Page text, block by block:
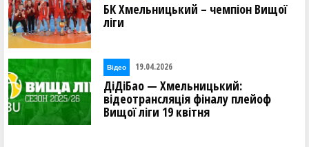
БК Хмельницький – чемпіон Вищої
ліги
Відео 19.04.2026
ДіДіБао — Хмельницький:
відеотрансляція фіналу плейоф
Вищої ліги 19 квітня